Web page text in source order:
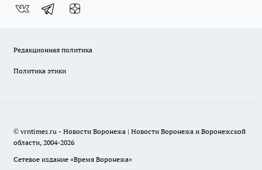
Редакционная политика
Политика этики
© vrntimes.ru - Новости Воронежа | Новости Воронежа и Воронежской
области, 2004-2026
Сетевое издание «Время Воронежа»